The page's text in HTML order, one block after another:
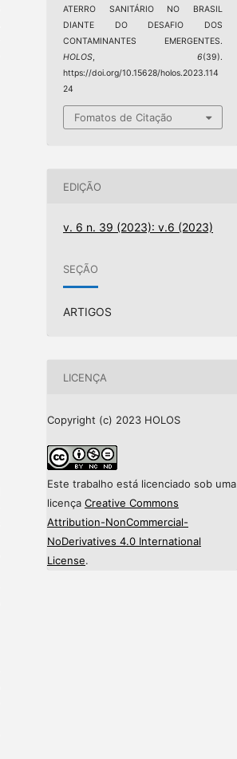
ATERRO SANITÁRIO NO BRASIL
DIANTE DO DESAFIO DOS
CONTAMINANTES EMERGENTES.
HOLOS
6(39).
https://doi.org/10.15628/holos.2023.114
24
Fomatos de Citação
EDIÇÃO
v. 6 n. 39 (2023): v.6 (2023)
SEÇÃO
ARTIGOS
LICENÇA
Copyright (c) 2023 HOLOS
Este trabalho está licenciado sob uma
licença Creative Commons
Attribution-NonCommercial-
NoDerivatives 4.0 International
License.